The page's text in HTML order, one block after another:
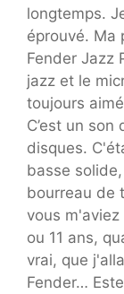
longtemps.
éprouvé. Ma
Fender Jazz
jazz et le
toujours
C’est un son
disques.
basse
bourreau de
vous
ou 11 ans,
vrai, que
Fender…